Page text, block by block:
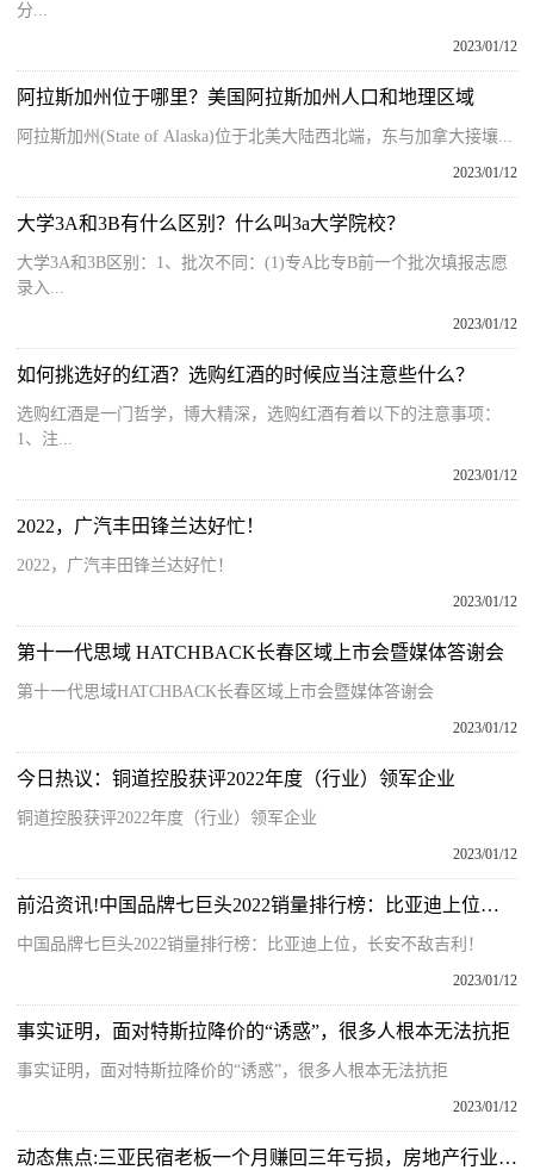
分...
2023/01/12
阿拉斯加州位于哪里？美国阿拉斯加州人口和地理区域
阿拉斯加州(State of Alaska)位于北美大陆西北端，东与加拿大接壤...
2023/01/12
大学3A和3B有什么区别？什么叫3a大学院校？
大学3A和3B区别：1、批次不同：(1)专A比专B前一个批次填报志愿
录入...
2023/01/12
如何挑选好的红酒？选购红酒的时候应当注意些什么？
选购红酒是一门哲学，博大精深，选购红酒有着以下的注意事项：
1、注...
2023/01/12
2022，广汽丰田锋兰达好忙！
2022，广汽丰田锋兰达好忙！
2023/01/12
第十一代思域 HATCHBACK长春区域上市会暨媒体答谢会
第十一代思域HATCHBACK长春区域上市会暨媒体答谢会
2023/01/12
今日热议：铜道控股获评2022年度（行业）领军企业
铜道控股获评2022年度（行业）领军企业
2023/01/12
前沿资讯!中国品牌七巨头2022销量排行榜：比亚迪上位，长安不敌吉利！
中国品牌七巨头2022销量排行榜：比亚迪上位，长安不敌吉利！
2023/01/12
事实证明，面对特斯拉降价的“诱惑”，很多人根本无法抗拒
事实证明，面对特斯拉降价的“诱惑”，很多人根本无法抗拒
2023/01/12
动态焦点:三亚民宿老板一个月赚回三年亏损，房地产行业能否迎来春暖花开？